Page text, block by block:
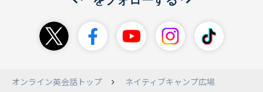
オンライン英会話トップ
ネイティブキャンプ広場